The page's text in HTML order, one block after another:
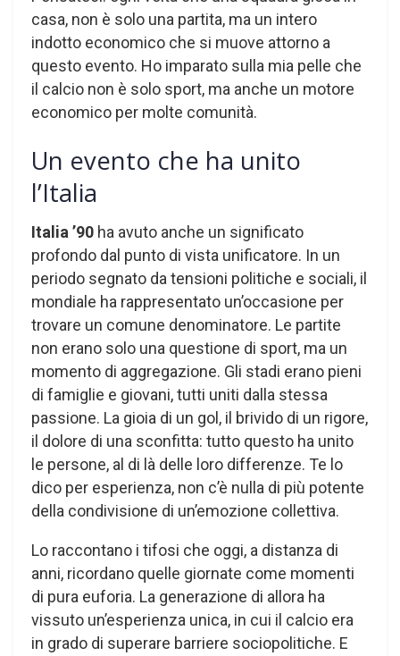
casa, non è solo una partita, ma un intero
indotto economico che si muove attorno a
questo evento. Ho imparato sulla mia pelle che
il calcio non è solo sport, ma anche un motore
economico per molte comunità.
Un evento che ha unito
l’Italia
Italia ’90 ha avuto anche un significato
profondo dal punto di vista unificatore. In un
periodo segnato da tensioni politiche e sociali, il
mondiale ha rappresentato un’occasione per
trovare un comune denominatore. Le partite
non erano solo una questione di sport, ma un
momento di aggregazione. Gli stadi erano pieni
di famiglie e giovani, tutti uniti dalla stessa
passione. La gioia di un gol, il brivido di un rigore,
il dolore di una sconfitta: tutto questo ha unito
le persone, al di là delle loro differenze. Te lo
dico per esperienza, non c’è nulla di più potente
della condivisione di un’emozione collettiva.
Lo raccontano i tifosi che oggi, a distanza di
anni, ricordano quelle giornate come momenti
di pura euforia. La generazione di allora ha
vissuto un’esperienza unica, in cui il calcio era
in grado di superare barriere sociopolitiche. E